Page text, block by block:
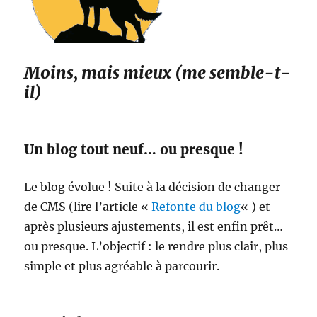
Moins, mais mieux (me semble-t-
il)
Un blog tout neuf… ou presque !
Le blog évolue ! Suite à la décision de changer
de CMS (lire l’article «Refonte du blog« ) et
après plusieurs ajustements, il est enfin prêt…
ou presque. L’objectif : le rendre plus clair, plus
simple et plus agréable à parcourir.